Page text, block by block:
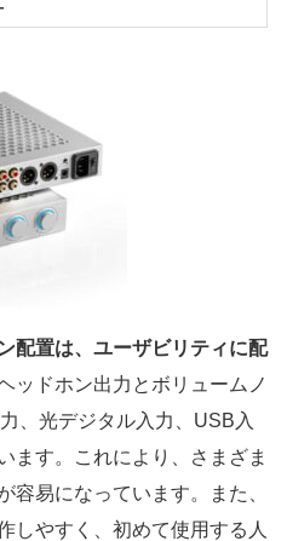
配置は、ユーザビリティに配
ッドホン出力とボリュームノ
、光デジタル入力、USB入
ます。これにより、さまざま
容易になっています。また、
しやすく、初めて使用する人